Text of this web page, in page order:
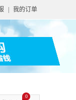
我的订单
0